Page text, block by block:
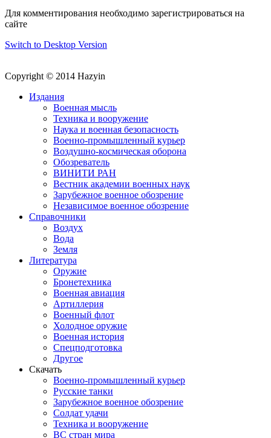
Для комментирования необходимо зарегистрироваться на
сайте
Switch to Desktop Version
Copyright © 2014 Hazyin
Издания
Военная мысль
Техника и вооружение
Наука и военная безопасность
Военно-промышленный курьер
Воздушно-космическая оборона
Обозреватель
ВИНИТИ РАН
Вестник академии военных наук
Зарубежное военное обозрение
Независимое военное обозрение
Справочники
Воздух
Вода
Земля
Литература
Оружие
Бронетехника
Военная авиация
Артиллерия
Военный флот
Холодное оружие
Военная история
Спецподготовка
Другое
Скачать
Военно-промышленный курьер
Русские танки
Зарубежное военное обозрение
Солдат удачи
Техника и вооружение
ВС стран мира